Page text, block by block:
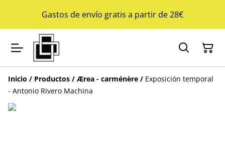
Gastos de envío gratis a partir de 28€
Inicio / Productos / Ærea - carménère / Exposición temporal
- Antonio Rivero Machina